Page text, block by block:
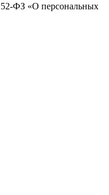
ФЗ «О персональных